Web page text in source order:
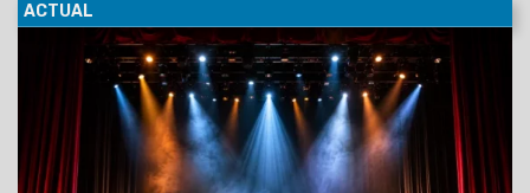
ACTUAL
05/06/2026 Presentación artística de los talleres de
Folklore, Danzas Árabes, Danzas de la India, Salsa Cubana y
Taekwondo. El show se realizarámañana sábado 6 de
junio a las 20 horas, en el Teatro San Alfonso,
Leguizamón 812.